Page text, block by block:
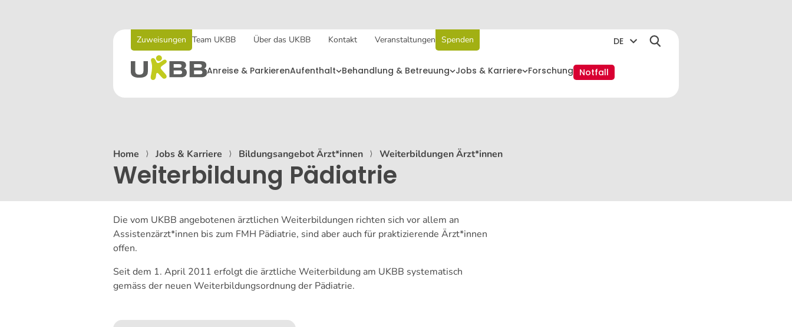
Zuweisungen Team UKBB Über das UKBB Kontakt Veranstaltungen Spenden DE
Anreise & ParkierenAufenthalt Behandlung & Betreuung Jobs & Karriere Forschung Notfall
Home ⟩ Jobs & Karriere ⟩ Bildungsangebot Ärzt*innen ⟩ Weiterbildungen Ärzt*innen
Weiterbildung Pädiatrie
Die vom UKBB angebotenen ärztlichen Weiterbildungen richten sich vor allem an
Assistenzärzt*innen bis zum FMH Pädiatrie, sind aber auch für praktizierende Ärzt*innen
offen.
Seit dem 1. April 2011 erfolgt die ärztliche Weiterbildung am UKBB systematisch
gemäss der neuen Weiterbildungsordnung der Pädiatrie.